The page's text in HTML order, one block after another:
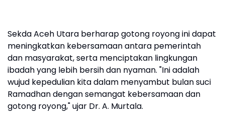
Sekda Aceh Utara berharap gotong royong ini dapat
meningkatkan kebersamaan antara pemerintah
dan masyarakat, serta menciptakan lingkungan
ibadah yang lebih bersih dan nyaman. "Ini adalah
wujud kepedulian kita dalam menyambut bulan suci
Ramadhan dengan semangat kebersamaan dan
gotong royong," ujar Dr. A. Murtala.